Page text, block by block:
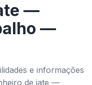
—
—
e informações
de iate —